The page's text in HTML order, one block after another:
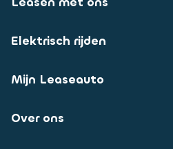
Elektrisch rijden
Mijn Leaseauto
Over ons